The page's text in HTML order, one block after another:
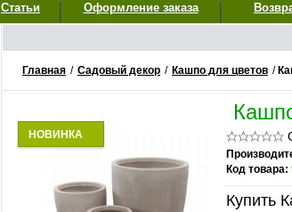
Статьи Оформление заказа
Главная / Садовый декор / Кашпо для цветов /
НОВИНКА
Код товара:
Купить